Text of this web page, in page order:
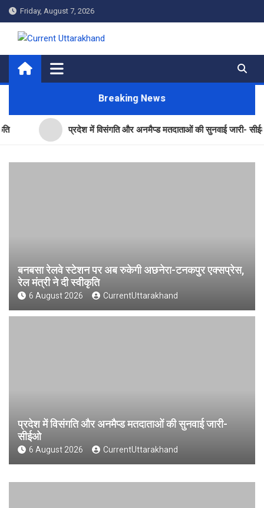
Skip
to
content
Friday, August 7, 2026
Current Uttarakhand
Breaking News
प्रदेश में विसंगति और अनमैप्ड मतदाताओं की सुनवाई जारी- सीईओ
बनबसा रेलवे स्टेशन पर अब रुकेगी अछनेरा-टनकपुर एक्सप्रेस,
रेल मंत्री ने दी स्वीकृति
6 August 2026 CurrentUttarakhand
प्रदेश में विसंगति और अनमैप्ड मतदाताओं की सुनवाई जारी-
सीईओ
6 August 2026 CurrentUttarakhand